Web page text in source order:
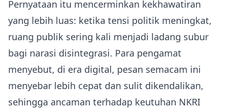
Pernyataan itu mencerminkan kekhawatiran
yang lebih luas: ketika tensi politik meningkat,
ruang publik sering kali menjadi ladang subur
bagi narasi disintegrasi. Para pengamat
menyebut, di era digital, pesan semacam ini
menyebar lebih cepat dan sulit dikendalikan,
sehingga ancaman terhadap keutuhan NKRI